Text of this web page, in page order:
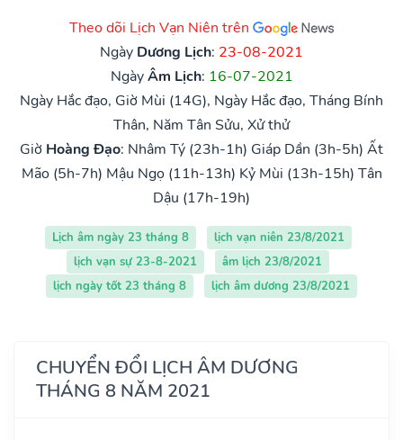
Theo dõi Lịch Vạn Niên trên
Ngày Dương Lịch: 23-08-2021
NgàyÂm Lịch: 16-07-2021
Ngày Hắc đạo, Giờ Mùi (14G), Ngày Hắc đạo, Tháng Bính
Thân, Năm Tân Sửu, Xử thử
Giờ Hoàng Đạo: Nhâm Tý (23h-1h) Giáp Dần (3h-5h) Ất
Mão (5h-7h) Mậu Ngọ (11h-13h) Kỷ Mùi (13h-15h) Tân
Dậu (17h-19h)
Lịch âm ngày 23 tháng 8
lịch vạn niên 23/8/2021
lịch vạn sự 23-8-2021
âm lịch 23/8/2021
lịch ngày tốt 23 tháng 8
lịch âm dương 23/8/2021
CHUYỂN ĐỔI LỊCH ÂM DƯƠNG
THÁNG 8 NĂM 2021